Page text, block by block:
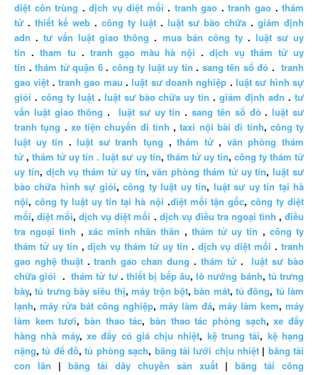
diệt côn trùng .dịch vụ diệt mối . tranh gao .tranh gao .thám
tử . thiết kế web . công ty luật . luật sư bào chữa . giám định
adn .tư vấn luật giao thông . mua bán công ty. luật sư uy
tín . tham tu . tranh gạo màu hà nội .dịch vụ thám tử uy
tín .thám tử quận 6. công ty luật uy tín . sang tên sổ đỏ .tranh
gao việt .tranh gao mau .luật sư doanh nghiệp .luật sư hình sự
giỏi . công ty luật. luật sư bào chữa uy tín .giám định adn .tư
vấn luật giao thông . luật sư uy tín .sang tên sổ đỏ.luật sư
tranh tụng . xe tiện chuyến đi tỉnh ,taxi nội bài đi tỉnh, công ty
luật uy tín .luật sư tranh tụng ,thám tử, văn phòng thám
tử ,thám tử uy tín . luật sư uy tín, thám tử uy tín, công ty thám tử
uy tín, dịch vụ thám tử uy tín,văn phòng thám tử uy tín,luật sư
bào chữa hình sự giỏi,công ty luật uy tín, luật sư uy tín tại hà
nội,công ty luật uy tín tại hà nội .diệt mối tận gốc, công ty diệt
mối,diệt mối,dịch vụ diệt mối . dịch vụ điều tra ngoại tình ,điều
tra ngoại tình , xác minh nhân thân , thám tử uy tín , công ty
thám tử uy tín ,dịch vụ thám tử uy tín . dịch vụ diệt mối .tranh
gao nghệ thuật.tranh gao chan dung . thám tử.luật sư bào
chữa giỏi .thám tử tư.thiết bị bếp âu,lò nướng bánh, tủ trưng
bày,tủ trưng bày siêu thị,máy trộn bột,bàn mát, tủ đông, tủ làm
lạnh, máy rửa bát công nghiệp, máy làm đá, máy làm kem, máy
làm kem tươi,bàn thao tác,bàn thao tác phòng sạch,xe đẩy
hàng nhà máy, xe đẩy có giá chịu nhiệt, kệ trung tải, kệ hạng
nặng,tủ để đồ,tủ phòng sạch, băng tải lưới chịu nhiệt| băng tải
con lăn | băng tải dây chuyền sản xuất | băng tải công